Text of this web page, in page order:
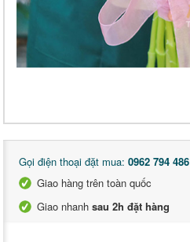
Gọi điện thoại đặt mua: 0962 794 486
Giao hàng trên toàn quốc
Giao nhanh sau 2h đặt hàng